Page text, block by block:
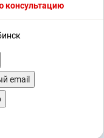
консультацию
email